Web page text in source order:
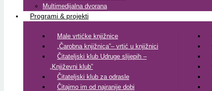
Multimedijalna dvorana
Programi & projekti
Male vrtićke knjižnice
„Čarobna knjižnica”– vrtić u knjižnici
Čitateljski klub Udruge slijepih –
„Književni klub”
Čitateljski klub za odrasle
Čitajmo im od najranije dobi